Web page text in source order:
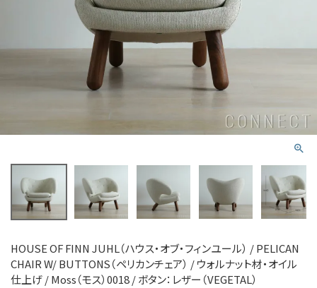
HOUSE OF FINN JUHL（ハウス・オブ・フィンユール） / PELICAN
CHAIR W/ BUTTONS（ペリカンチェア） / ウォルナット材・オイル
仕上げ / Moss（モス）0018 / ボタン：レザー（VEGETAL）